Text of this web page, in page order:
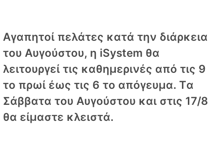
Αγαπητοί πελάτες κατά την διάρκεια
του Αυγούστου, η iSystem θα
λειτουργεί τις καθημερινές από τις 9
το πρωί έως τις 6 το απόγευμα. Tα
Σάββατα του Αυγούστου και στις 17/8
θα είμαστε κλειστά.